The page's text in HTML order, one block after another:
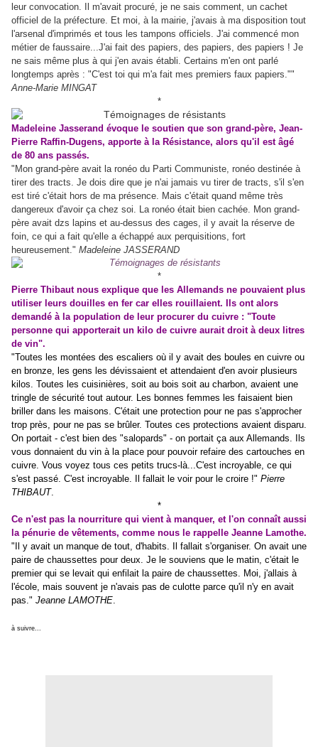
leur convocation. Il m'avait procuré, je ne sais comment, un cachet
officiel de la préfecture. Et moi, à la mairie, j'avais à ma disposition tout
l'arsenal d'imprimés et tous les tampons officiels. J'ai commencé mon
métier de faussaire...J'ai fait des papiers, des papiers, des papiers ! Je
ne sais même plus à qui j'en avais établi. Certains m'en ont parlé
longtemps après : "C'est toi qui m'a fait mes premiers faux papiers.""
Anne-Marie MINGAT
*
Madeleine Jasserand évoque le soutien que son grand-père, Jean-
Pierre Raffin-Dugens, apporte à la Résistance, alors qu'il est âgé
de 80 ans passés.
"Mon grand-père avait la ronéo du Parti Communiste, ronéo destinée à
tirer des tracts. Je dois dire que je n'ai jamais vu tirer de tracts, s'il s'en
est tiré c'était hors de ma présence. Mais c'était quand même très
dangereux d'avoir ça chez soi. La ronéo était bien cachée. Mon grand-
père avait dzs lapins et au-dessus des cages, il y avait la réserve de
foin, ce qui a fait qu'elle a échappé aux perquisitions, fort
heureusement." Madeleine JASSERAND
*
Pierre Thibaut nous explique que les Allemands ne pouvaient plus
utiliser leurs douilles en fer car elles rouillaient. Ils ont alors
demandé à la population de leur procurer du cuivre : "Toute
personne qui apporterait un kilo de cuivre aurait droit à deux litres
de vin".
"Toutes les montées des escaliers où il y avait des boules en cuivre ou
en bronze, les gens les dévissaient et attendaient d'en avoir plusieurs
kilos. Toutes les cuisinières, soit au bois soit au charbon, avaient une
tringle de sécurité tout autour. Les bonnes femmes les faisaient bien
briller dans les maisons. C'était une protection pour ne pas s'approcher
trop près, pour ne pas se brûler. Toutes ces protections avaient disparu.
On portait - c'est bien des "salopards" - on portait ça aux Allemands. Ils
vous donnaient du vin à la place pour pouvoir refaire des cartouches en
cuivre. Vous voyez tous ces petits trucs-là...C'est incroyable, ce qui
s'est passé. C'est incroyable. Il fallait le voir pour le croire !" Pierre
THIBAUT.
*
Ce n'est pas la nourriture qui vient à manquer, et l'on connaît aussi
la pénurie de vêtements, comme nous le rappelle Jeanne Lamothe.
"Il y avait un manque de tout, d'habits. Il fallait s'organiser. On avait une
paire de chaussettes pour deux. Je le souviens que le matin, c'était le
premier qui se levait qui enfilait la paire de chaussettes. Moi, j'allais à
l'école, mais souvent je n'avais pas de culotte parce qu'il n'y en avait
pas." Jeanne LAMOTHE.
à suivre...